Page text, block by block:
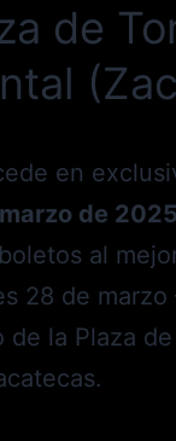
de
en
de 2025
al
28 de marzo
de la Plaza